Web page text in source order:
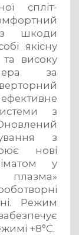
спліт-
шкоди
якісну
високу
за
з
з
нові
у
плазма»
Режим
+8°C.